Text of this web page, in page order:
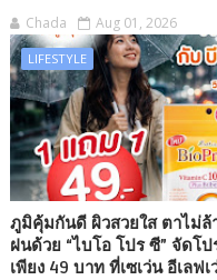
Chada Aug 01, 2026
LIFESTYLE
ภูมิคุ้มกันดี ผิวสวยใส ตาไม่ล้
ฝนด้วย “ไบโอ โปร ซี” จัดโ
เพียง 49 บาท ที่เซเว่น อีเลฟ